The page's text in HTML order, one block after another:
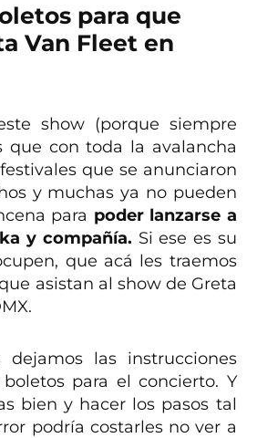
para que
Van Fleet en
show (porque siempre
que con toda la avalancha
que se anunciaron
y muchas ya no pueden
para poder lanzarse a
y compañía. Si ese es su
que acá les traemos
asistan al show de Greta
las instrucciones
para el concierto. Y
bien y hacer los pasos tal
podría costarles no ver a